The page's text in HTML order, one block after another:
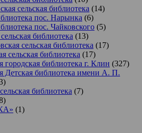
сельская библиотека (14)
пос. Нарынка (6)
пос. Чайковского (5)
библиотека (13)
сельская библиотека (17)
сельская библиотека (17)
городская библиотека г. Клин (327)
Детская библиотека имени А. П.
библиотека (7)
(1)